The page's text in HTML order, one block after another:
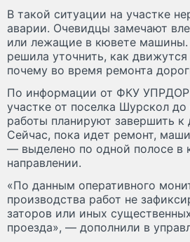
В такой ситуации на участке
аварии. Очевидцы замечают
или лежащие в кювете машины.
решила уточнить, как
почему во время ремонта
По информации от ФКУ УПРДОР
участке от поселка Шурскол
работы планируют завершить к
Сейчас, пока идет ремонт,
— выделено по одной полосе в
направлении.
«По данным оперативного
производства работ не
заторов или иных
проезда», — дополнили в